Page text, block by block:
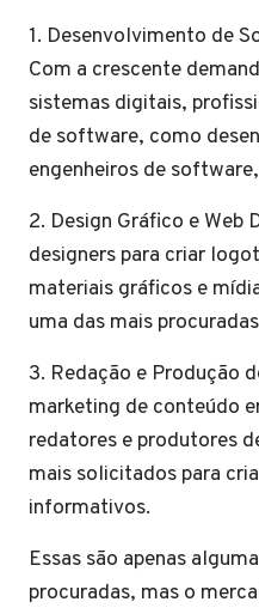
1. Desenvolvimento de
Com a crescente
sistemas digitais,
de software, como
engenheiros de
2. Design Gráfico e Web
designers para criar
materiais gráficos e
uma das mais
3. Redação e Produção
marketing de conteúdo
redatores e produtores
mais solicitados para
informativos.
Essas são apenas
procuradas, mas o